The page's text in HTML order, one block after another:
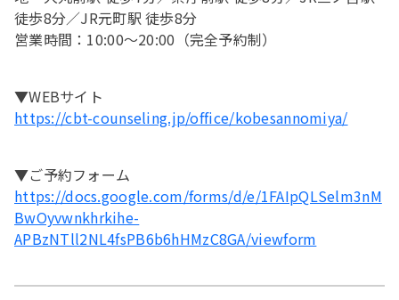
徒歩8分／JR元町駅 徒歩8分
営業時間：10:00〜20:00（完全予約制）
▼WEBサイト
https://cbt-counseling.jp/office/kobesannomiya/
▼ご予約フォーム
https://docs.google.com/forms/d/e/1FAIpQLSelm3nM
BwOyvwnkhrkihe-
APBzNTll2NL4fsPB6b6hHMzC8GA/viewform